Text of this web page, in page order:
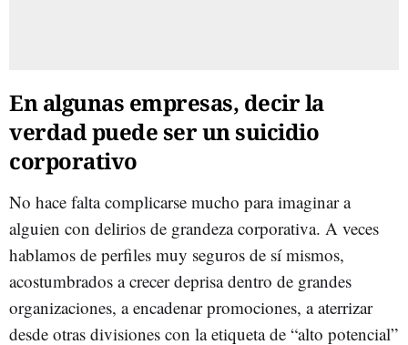
En algunas empresas, decir la
verdad puede ser un suicidio
corporativo
No hace falta complicarse mucho para imaginar a
alguien con delirios de grandeza corporativa. A veces
hablamos de perfiles muy seguros de sí mismos,
acostumbrados a crecer deprisa dentro de grandes
organizaciones, a encadenar promociones, a aterrizar
desde otras divisiones con la etiqueta de “alto potencial”